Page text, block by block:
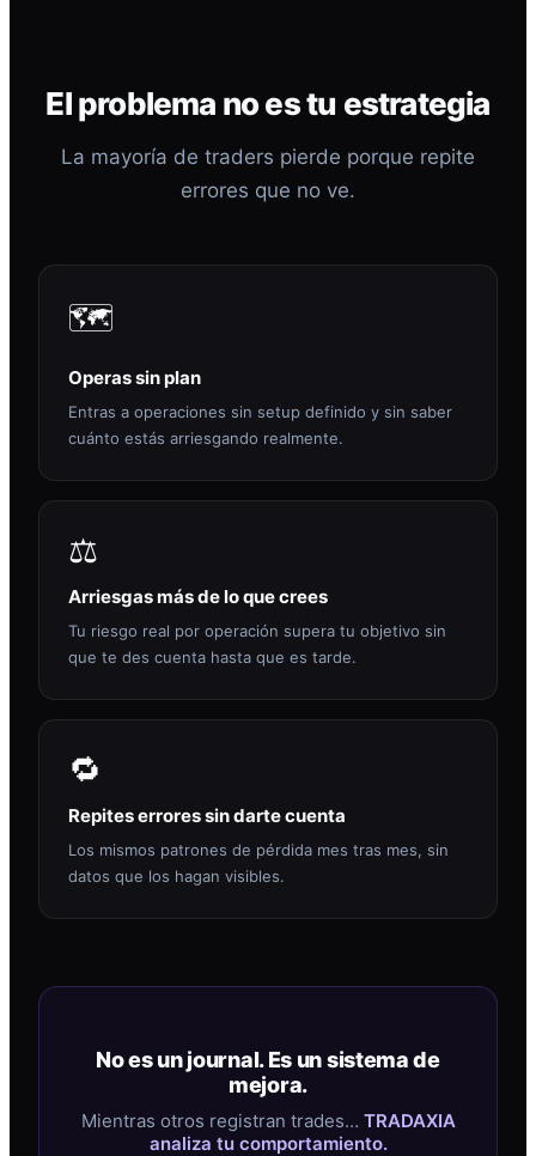
El problema no es tu estrategia
La mayoría de traders pierde porque repite
errores que no ve.
🗺️
Operas sin plan
Entras a operaciones sin setup definido y sin saber
cuánto estás arriesgando realmente.
⚖️
Arriesgas más de lo que crees
Tu riesgo real por operación supera tu objetivo sin
que te des cuenta hasta que es tarde.
🔁
Repites errores sin darte cuenta
Los mismos patrones de pérdida mes tras mes, sin
datos que los hagan visibles.
No es un journal. Es un sistema de
mejora.
Mientras otros registran trades… TRADAXIA
analiza tu comportamiento.